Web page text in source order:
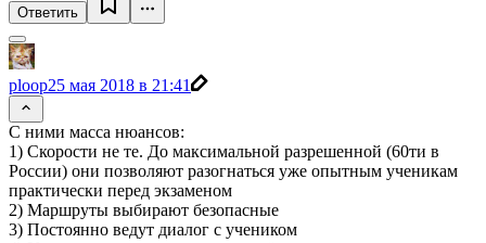
Ответить
ploop25 мая 2018 в 21:41
С ними масса нюансов:
1) Скорости не те. До максимальной разрешенной (60ти в
России) они позволяют разогнаться уже опытным ученикам
практически перед экзаменом
2) Маршруты выбирают безопасные
3) Постоянно ведут диалог с учеником